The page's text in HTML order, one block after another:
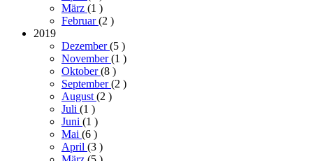
März (1 )
Februar(2 )
2019
Dezember(5 )
November(1 )
Oktober(8 )
September(2 )
August (2 )
Juli (1 )
Juni (1 )
Mai (6 )
April (3 )